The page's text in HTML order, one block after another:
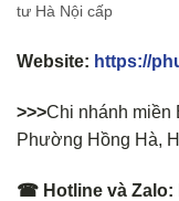
tư Hà Nội cấp
Website: https://
>>>Chi nhánh miền
Phường Hồng Hà,
☎ Hotline và Zalo: